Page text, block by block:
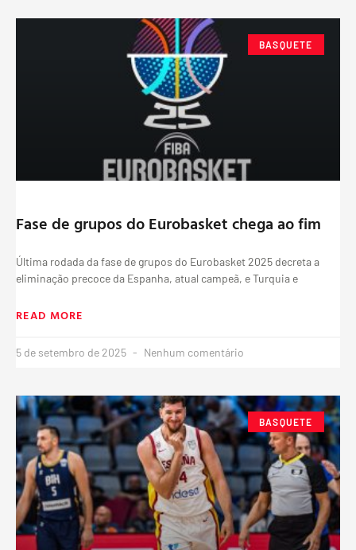
BASQUETE
Fase de grupos do Eurobasket chega ao fim
Última rodada da fase de grupos do Eurobasket 2025 decreta a
eliminação precoce da Espanha, atual campeã, e Turquia e
READ MORE
5 de setembro de 2025 Nenhum comentário
BASQUETE